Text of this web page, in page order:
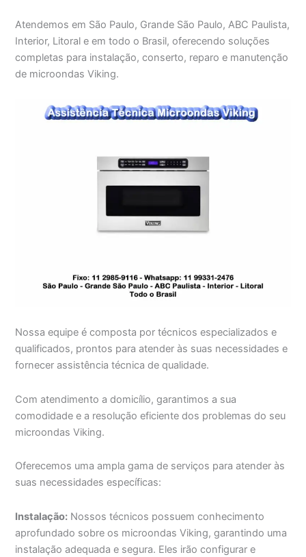
Atendemos em São Paulo, Grande São Paulo, ABC Paulista,
Interior, Litoral e em todo o Brasil, oferecendo soluções
completas para instalação, conserto, reparo e manutenção
de microondas Viking.
Nossa equipe é composta por técnicos especializados e
qualificados, prontos para atender às suas necessidades e
fornecer assistência técnica de qualidade.
Com atendimento a domicílio, garantimos a sua
comodidade e a resolução eficiente dos problemas do seu
microondas Viking.
Oferecemos uma ampla gama de serviços para atender às
suas necessidades específicas:
Instalação: Nossos técnicos possuem conhecimento
aprofundado sobre os microondas Viking, garantindo uma
instalação adequada e segura. Eles irão configurar e